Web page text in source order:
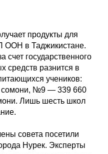
продукты для
ООН в Таджикистане.
государственного
разнится в
учеников:
сомони, №9 — 339 660
Лишь шесть школ
совета посетили
Нурек. Эксперты